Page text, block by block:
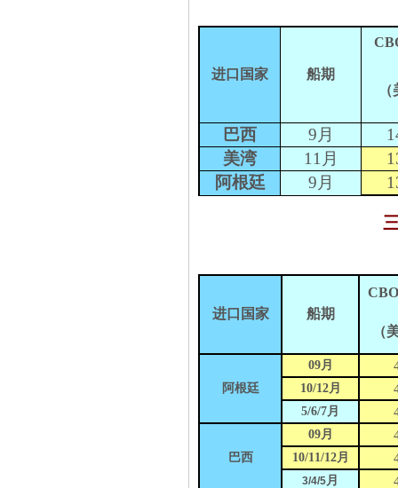
进口国家 船期
巴西 9 月
美湾
11 月
阿根廷
9 月
进口国家 船期
（
阿根廷
09月
10/12月
5/6/7月
巴西
09月
10/11/12月
3/4/5月